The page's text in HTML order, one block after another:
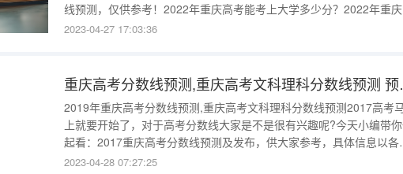
线预测，仅供参考！2022年重庆高考能考上大学多少分？2022年重
考本科历史班录取分数线预计为451分；物理本科录取分数线预计449
2023-04-27 17:03:36
重庆高考
2019年重庆高考分数线预测,重庆高考文科理科分数线预测2017高考
上就要开始了，对于高考分数线大家是不是很有兴趣呢?今天小编带
起看：2017重庆高考分数线预测及发布，供大家参考，具体信息以各
市教育考试院发布的信息为准。2017重庆高考分数线预测考生类别批
2023-04-28 07:27:25